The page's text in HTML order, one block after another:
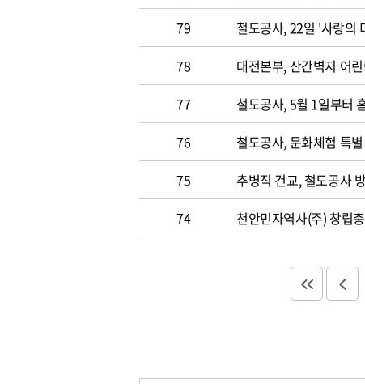
79
철도공사, 22일 '사랑의
78
대전본부, 산간벽지 어
77
철도공사, 5월 1일부터
76
철도공사, 문화체험 특
75
추병직 건교, 철도공사
74
천안민자역사(주) 창립